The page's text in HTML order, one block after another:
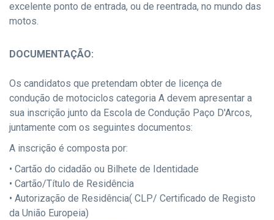
excelente ponto de entrada, ou de reentrada, no mundo das
motos.
DOCUMENTAÇÃO:
Os candidatos que pretendam obter de licença de
condução de motociclos categoria A devem apresentar a
sua inscrição junto da Escola de Condução Paço D'Arcos,
juntamente com os seguintes documentos:
A inscrição é composta por:
• Cartão do cidadão ou Bilhete de Identidade
• Cartão/Título de Residência
• Autorização de Residência( CLP/ Certificado de Registo
da União Europeia)